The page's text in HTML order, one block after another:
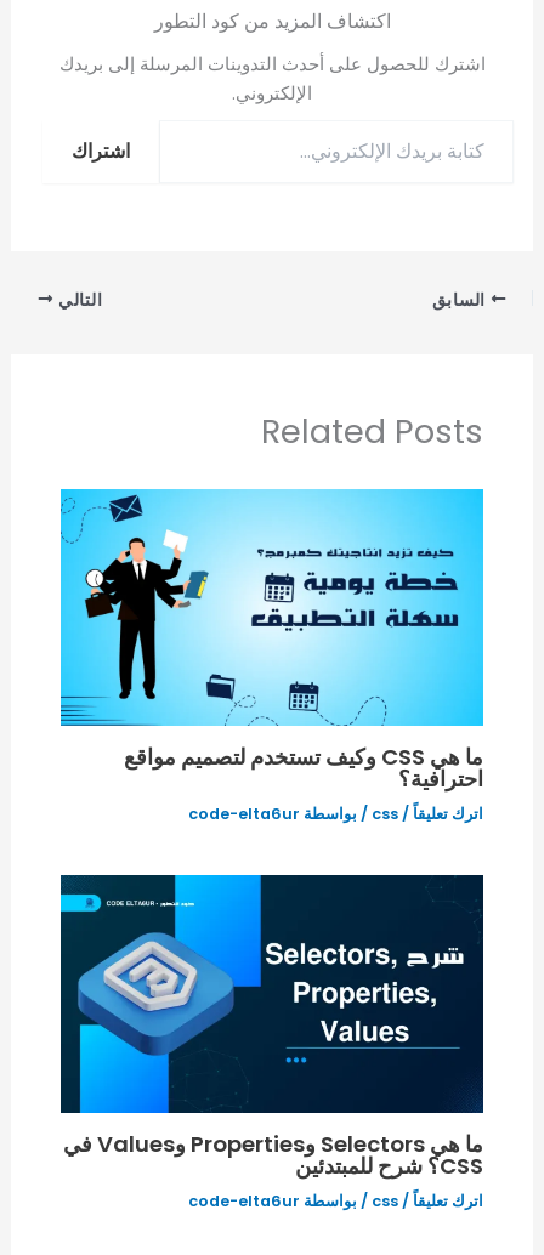
اكتشاف المزيد من كود التطور
اشترك للحصول على أحدث التدوينات المرسلة إلى بريدك
الإلكتروني.
اشتراك
السابق التالي
Related Posts
ما هي CSS وكيف تستخدم لتصميم مواقع
احترافية؟
اترك تعليقاً/
css / بواسطة code-elta6ur
ما هي Selectors وProperties وValues في
CSS؟ شرح للمبتدئين
اترك تعليقاً/
css / بواسطة code-elta6ur